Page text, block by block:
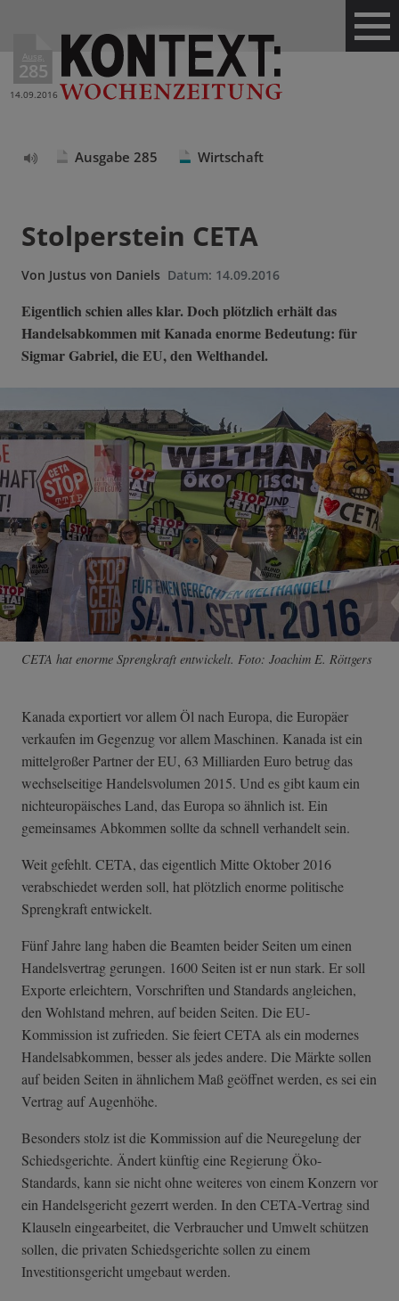
Ausg.
285
14.09.2016
Ausgabe 285 Wirtschaft
Stolperstein CETA
Von Justus von Daniels Datum: 14.09.2016
Eigentlich schien alles klar. Doch plötzlich erhält das
Handelsabkommen mit Kanada enorme Bedeutung: für
Sigmar Gabriel, die EU, den Welthandel.
CETA hat enorme Sprengkraft entwickelt. Foto: Joachim E. Röttgers
Kanada exportiert vor allem Öl nach Europa, die Europäer
verkaufen im Gegenzug vor allem Maschinen. Kanada ist ein
mittelgroßer Partner der EU, 63 Milliarden Euro betrug das
wechselseitige Handelsvolumen 2015. Und es gibt kaum ein
nichteuropäisches Land, das Europa so ähnlich ist. Ein
gemeinsames Abkommen sollte da schnell verhandelt sein.
Weit gefehlt. CETA, das eigentlich Mitte Oktober 2016
verabschiedet werden soll, hat plötzlich enorme politische
Sprengkraft entwickelt.
Fünf Jahre lang haben die Beamten beider Seiten um einen
Handelsvertrag gerungen. 1600 Seiten ist er nun stark. Er soll
Exporte erleichtern, Vorschriften und Standards angleichen,
den Wohlstand mehren, auf beiden Seiten. Die EU-
Kommission ist zufrieden. Sie feiert CETA als ein modernes
Handelsabkommen, besser als jedes andere. Die Märkte sollen
auf beiden Seiten in ähnlichem Maß geöffnet werden, es sei ein
Vertrag auf Augenhöhe.
Besonders stolz ist die Kommission auf die Neuregelung der
Schiedsgerichte. Ändert künftig eine Regierung Öko-
Standards, kann sie nicht ohne weiteres von einem Konzern vor
ein Handelsgericht gezerrt werden. In den CETA-Vertrag sind
Klauseln eingearbeitet, die Verbraucher und Umwelt schützen
sollen, die privaten Schiedsgerichte sollen zu einem
Investitionsgericht umgebaut werden.